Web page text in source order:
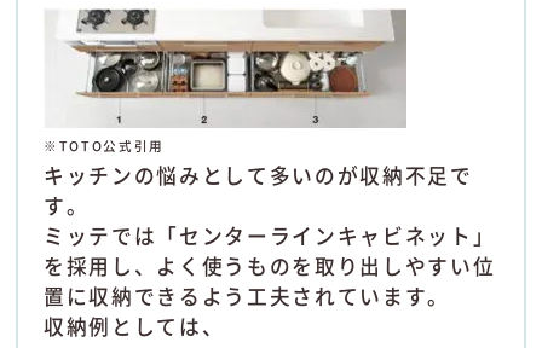
※TOTO公式引用
キッチンの悩みとして多いのが収納不足で
す。
ミッテでは「センターラインキャビネット」
を採用し、よく使うものを取り出しやすい位
置に収納できるよう工夫されています。
収納例としては、